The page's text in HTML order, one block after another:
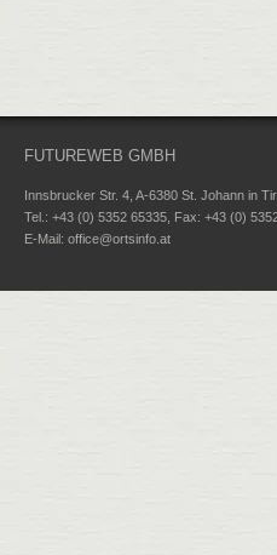
FUTUREWEB GMBH
Innsbrucker Str. 4, A-6380 St. Johann in
Tel.: +43 (0) 5352 65335, Fax: +43 (0)
E-Mail: office@ortsinfo.at